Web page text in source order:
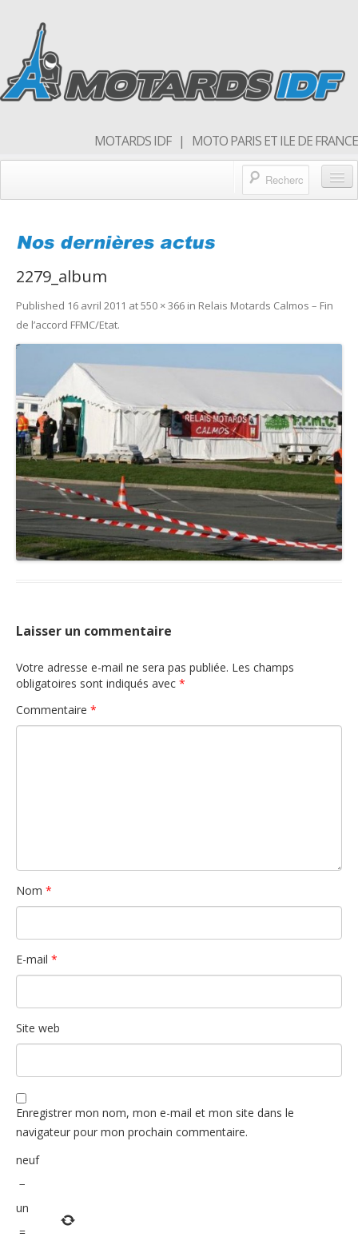
MOTARDS IDF | MOTO PARIS ET ILE DE FRANCE
Forum
Balades & sorties moto
Qui sommes nous
Rejoins nous
Nous contacter
2279_album
Published 16 avril 2011 at550 × 366 in Relais Motards Calmos – Fin
de l’accord FFMC/Etat.
Laisser un commentaire
Votre adresse e-mail ne sera pas publiée. Les champs
obligatoires sont indiqués avec *
Commentaire *
Nom *
E-mail *
Site web
Enregistrer mon nom, mon e-mail et mon site dans le
navigateur pour mon prochain commentaire.
neuf
−
un
=